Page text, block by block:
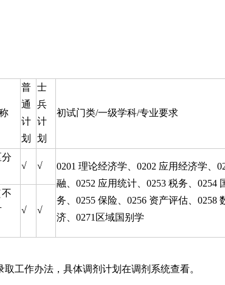
普
通
计
划
士
兵
计
划
初试门类/一级学科/专业要求
√ √
0201 理论经济学、0202 应用经济学、
融、0252 应用统计、0253 税务、0254
务、0255 保险、0256 资产评估、0258
济、0271区域国别学
√ √
工作办法，具体调剂计划在调剂系统查看。